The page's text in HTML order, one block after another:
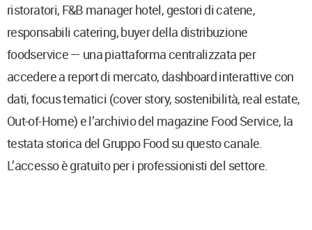
ristoratori, F&B manager hotel, gestori di catene,
responsabili catering, buyer della distribuzione
foodservice — una piattaforma centralizzata per
accedere a report di mercato, dashboard interattive con
dati, focus tematici (cover story, sostenibilità, real estate,
Out-of-Home) e l’archivio del magazine Food Service, la
testata storica del Gruppo Food su questo canale.
L’accesso è gratuito per i professionisti del settore.